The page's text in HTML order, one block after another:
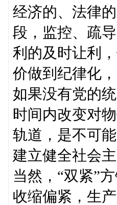
经济的、法律
段，监控、疏
利的及时让利
价做到纪律化
如果没有党的
时间内改变对
轨道，是不可
建立健全社会
当然，“双紧”
收缩偏紧，生